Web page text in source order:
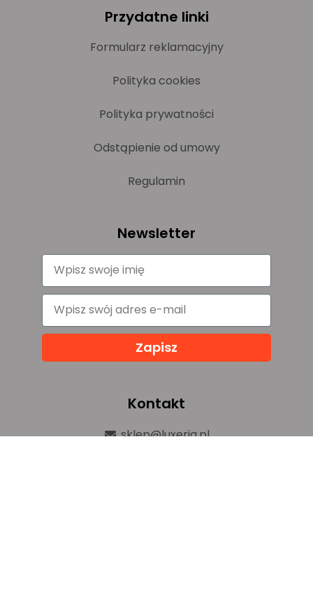
Przydatne linki
Formularz reklamacyjny
Polityka cookies
Polityka prywatności
Odstąpienie od umowy
Regulamin
Newsletter
Zapisz
Kontakt
sklep@luxeria.pl